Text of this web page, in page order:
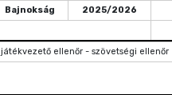
Bajnokság 2025/2026
játékvezető ellenőr - szövetségi ellenőr